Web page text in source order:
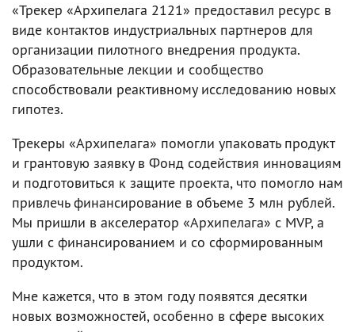
«Трекер «Архипелага 2121» предоставил ресурс в
виде контактов индустриальных партнеров для
организации пилотного внедрения продукта.
Образовательные лекции и сообщество
способствовали реактивному исследованию новых
гипотез.
Трекеры «Архипелага» помогли упаковать продукт
и грантовую заявку в Фонд содействия инновациям
и подготовиться к защите проекта, что помогло нам
привлечь финансирование в объеме 3 млн рублей.
Мы пришли в акселератор «Архипелага» с MVP, а
ушли с финансированием и со сформированным
продуктом.
Мне кажется, что в этом году появятся десятки
новых возможностей, особенно в сфере высоких